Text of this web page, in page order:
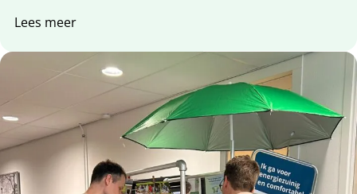
Lees meer